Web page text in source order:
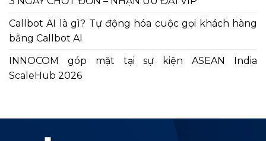
Callbot AI là gì? Tự động hóa cuộc gọi khách hàng
bằng Callbot AI
INNOCOM góp mặt tại sự kiện ASEAN India
ScaleHub 2026